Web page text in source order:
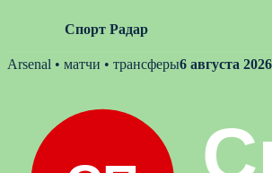
Спорт Радар
Skip
Arsenal • матчи • трансферы6 августа 2026